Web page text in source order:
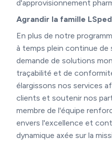
d'approvisionnement
Agrandir la famille
En plus de notre
à temps plein continue de
demande de solutions
traçabilité et de
élargissons nos services
clients et soutenir nos
membre de l'équipe
envers l'excellence et
dynamique axée sur la